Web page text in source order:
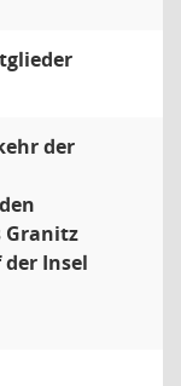
der
Granitz
Insel